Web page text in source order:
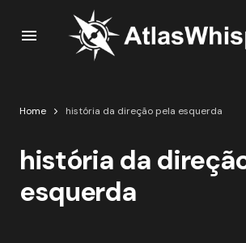
Home história da direção pela esquerda
história da
esquerda